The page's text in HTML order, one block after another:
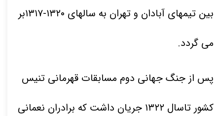
بین تیمهای آبادان و تهران به سالهای ۱۳۱۷-۱۳۲۰بر
می گردد.
پس از جنگ جهانی دوم مسابقات قهرمانی تنیس
کشور تاسال ۱۳۲۲ جریان داشت که برادران نعمانی